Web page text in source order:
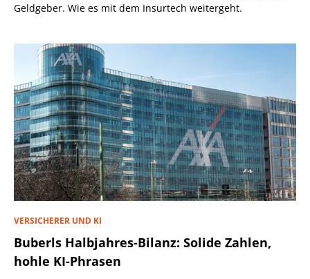
Geldgeber. Wie es mit dem Insurtech weitergeht.
VERSICHERER UND KI
Buberls Halbjahres-Bilanz: Solide Zahlen,
hohle KI-Phrasen